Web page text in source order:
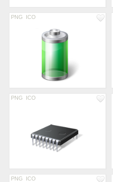
PNG ICO
PNG ICO
PNG ICO